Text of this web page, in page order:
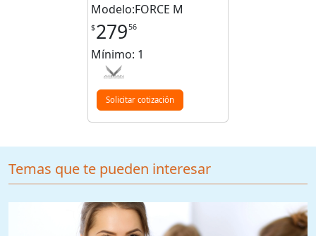
Modelo:FORCE M
$279 56
Mínimo: 1
Solicitar cotización
Temas que te pueden interesar